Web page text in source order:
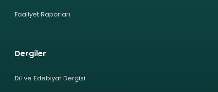
Faaliyet Raporları
Dergiler
Dil ve Edebiyat Dergisi